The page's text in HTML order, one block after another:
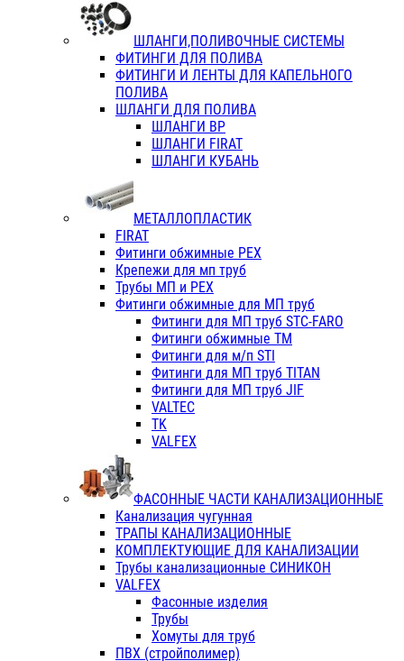
ШЛАНГИ,ПОЛИВОЧНЫЕ СИСТЕМЫ
ФИТИНГИ ДЛЯ ПОЛИВА
ФИТИНГИ И ЛЕНТЫ ДЛЯ КАПЕЛЬНОГО
ПОЛИВА
ШЛАНГИ ДЛЯ ПОЛИВА
ШЛАНГИ ВР
ШЛАНГИ FIRAT
ШЛАНГИ КУБАНЬ
МЕТАЛЛОПЛАСТИК
FIRAT
Фитинги обжимные PEX
Крепежи для мп труб
Трубы МП и PEX
Фитинги обжимные для МП труб
Фитинги для МП труб STC-FARO
Фитинги обжимные ТМ
Фитинги для м/п STI
Фитинги для МП труб TITAN
Фитинги для МП труб JIF
VALTEC
TK
VALFEX
ФАСОННЫЕ ЧАСТИ КАНАЛИЗАЦИОННЫЕ
Канализация чугунная
ТРАПЫ КАНАЛИЗАЦИОННЫЕ
КОМПЛЕКТУЮЩИЕ ДЛЯ КАНАЛИЗАЦИИ
Трубы канализационные СИНИКОН
VALFEX
Фасонные изделия
Трубы
Хомуты для труб
ПВХ (стройполимер)